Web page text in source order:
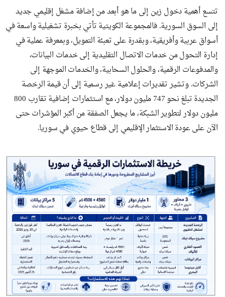
تتسع أهمية دخول زين إلى ما هو أبعد من إضافة مشغل إقليمي جديد
إلى السوق السورية. فالمجموعة الكويتية تأتي بخبرة تشغيلية واسعة في
أسواق عربية وأفريقية، وبقدرة على تعبئة التمويل، وبمعرفة عملية في
إدارة التحول من خدمات الاتصال التقليدية إلى خدمات البيانات،
والمدفوعات الرقمية، والحلول السحابية، والخدمات الموجهة إلى
الشركات. وتشير تقديرات إعلامية غير رسمية إلى أن قيمة الرخصة
الجديدة تبلغ نحو 747 مليون دولار، مع استثمارات إضافية تقارب 800
مليون دولار لتطوير الشبكة، ما يجعل الصفقة من أكبر المؤشرات حتى
الآن على عودة الاستثمار الإقليمي إلى قطاع حيوي في سوريا.